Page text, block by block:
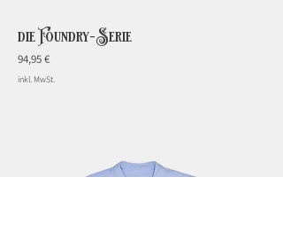
die Foundry-Serie
Preis
94,95 €
inkl. MwSt.